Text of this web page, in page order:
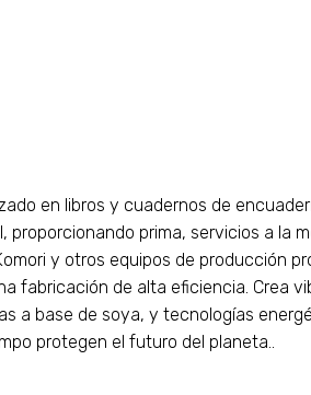
en libros y cuadernos de
prima, servicios a la
y otros equipos de producción
fabricación de alta eficiencia. Crea
a base de soya, y tecnologías
protegen el futuro del planeta..